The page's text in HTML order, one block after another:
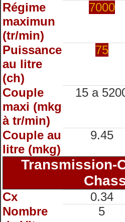
Régime
maximun
(tr/min)
7000
Puissance
au litre
(ch)
75
Couple
maxi (mkg
à tr/min)
15 a
Couple au
litre (mkg)
9.45
Transmission-
Cx 0.34
Nombre
5